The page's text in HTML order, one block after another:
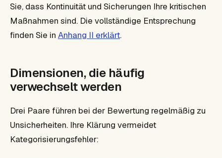
Sie, dass Kontinuität und Sicherungen Ihre kritischen
Maßnahmen sind. Die vollständige Entsprechung
finden Sie in Anhang II erklärt.
Dimensionen, die häufig
verwechselt werden
Drei Paare führen bei der Bewertung regelmäßig zu
Unsicherheiten. Ihre Klärung vermeidet
Kategorisierungsfehler: